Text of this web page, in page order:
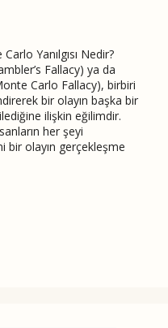
Yanılgısı Nedir?
Fallacy) ya da
Carlo Fallacy), birbiri
bir olayın başka bir
ilişkin eğilimdir.
her şeyi
bir olayın gerçekleşme